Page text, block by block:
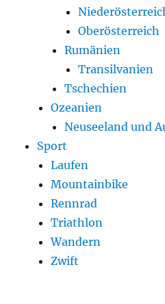
Oberösterreich
Rumänien
Transilvanien
Tschechien
Ozeanien
Neuseeland und
Sport
Laufen
Mountainbike
Rennrad
Triathlon
Wandern
Zwift